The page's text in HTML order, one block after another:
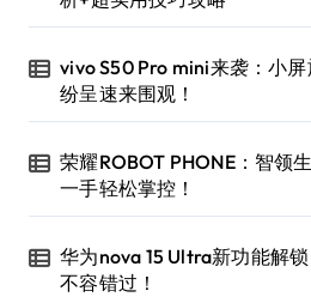
vivo S50 Pro mini来袭：小
纷呈速来围观！
荣耀ROBOT PHONE：智领
一手轻松掌控！
华为nova 15 Ultra新功能解
不容错过！